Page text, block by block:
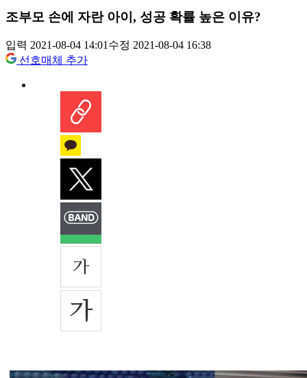
조부모 손에 자란 아이, 성공 확률 높은 이유?
입력 2021-08-04 14:01수정 2021-08-04 16:38
선호매체 추가